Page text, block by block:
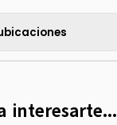
interesarte...